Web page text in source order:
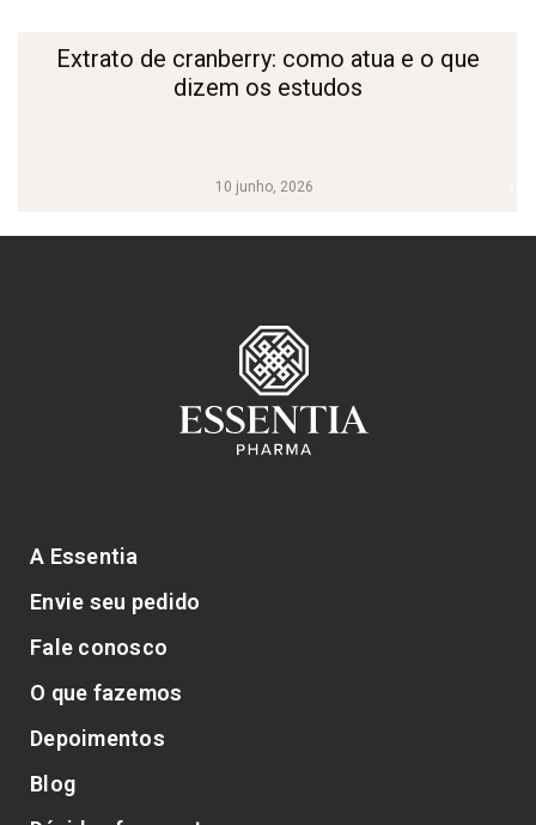
10 junho, 2026
Extrato de cranberry: como atua e o que
dizem os estudos
A Essentia
Envie seu pedido
Fale conosco
O que fazemos
Depoimentos
Blog